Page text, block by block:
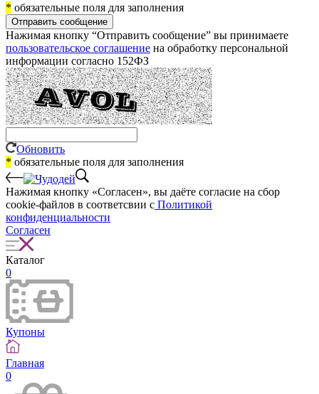
* обязательные поля для заполнения
Отправить сообщение
Нажимая кнопку “Отправить сообщение” вы принимаете
пользовательское соглашение на обработку персональной
информации согласно 152ФЗ
Обновить
* обязательные поля для заполнения
Нажимая кнопку «Согласен», вы даёте cогласие на сбор
cookie-файлов в соответсвии с Политикой
конфиденциальности
Согласен
Каталог
0
Купоны
Главная
0